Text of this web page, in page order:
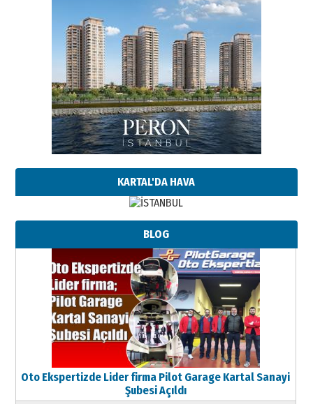
KARTAL'DA HAVA
BLOG
Oto Ekspertizde Lider firma Pilot Garage Kartal Sanayi
Şubesi Açıldı